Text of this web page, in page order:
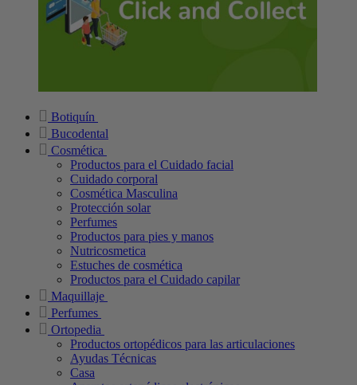
Botiquín
Bucodental
Cosmética
Productos para el Cuidado facial
Cuidado corporal
Cosmética Masculina
Protección solar
Perfumes
Productos para pies y manos
Nutricosmetica
Estuches de cosmética
Productos para el Cuidado capilar
Maquillaje
Perfumes
Ortopedia
Productos ortopédicos para las articulaciones
Ayudas Técnicas
Casa